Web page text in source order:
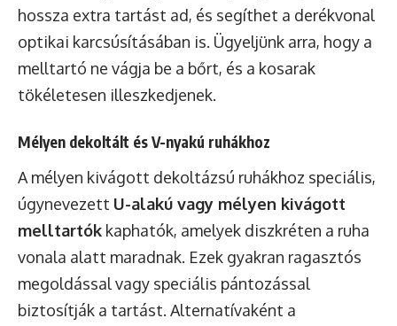
hossza extra tartást ad, és segíthet a derékvonal
optikai karcsúsításában is. Ügyeljünk arra, hogy a
melltartó ne vágja be a bőrt, és a kosarak
tökéletesen illeszkedjenek.
Mélyen dekoltált és V-nyakú ruhákhoz
A mélyen kivágott dekoltázsú ruhákhoz speciális,
úgynevezett U-alakú vagy mélyen kivágott
melltartók kaphatók, amelyek diszkréten a ruha
vonala alatt maradnak. Ezek gyakran ragasztós
megoldással vagy speciális pántozással
biztosítják a tartást. Alternatívaként a